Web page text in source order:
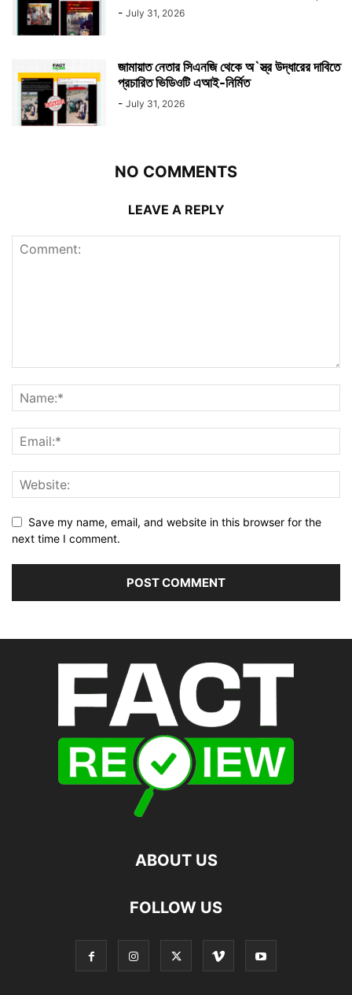
- July 31, 2026
জামায়াত নেতার সিএনজি থেকে অ`স্ত্র উদ্ধারের দাবিতে
প্রচারিত ভিডিওটি এআই-নির্মিত
- July 31, 2026
NO COMMENTS
LEAVE A REPLY
Save my name, email, and website in this browser for the
next time I comment.
ABOUT US
FOLLOW US